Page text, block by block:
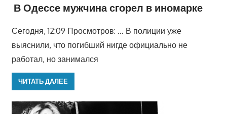
В Одессе мужчина сгорел в иномарке
Сегодня, 12:09 Просмотров: … В полиции уже
выяснили, что погибший нигде официально не
работал, но занимался
ЧИТАТЬ ДАЛЕЕ